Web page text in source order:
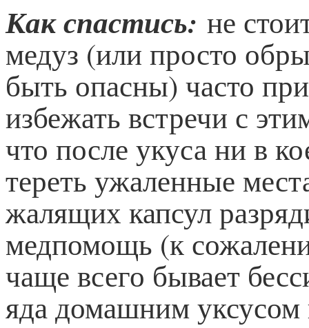
Как спастись: не
медуз (или просто
быть опасны) часто
избежать встречи с
что после укуса ни в
тереть ужаленные
жалящих капсул
медпомощь (к
чаще всего бывает
яда домашним уксусом